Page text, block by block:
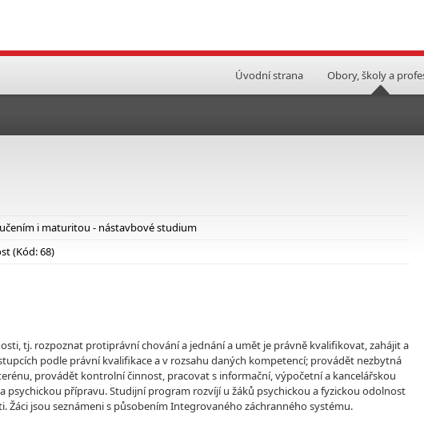
Úvodní strana Obory, školy a
i maturitou - nástavbové studium
(Kód: 68)
tj. rozpoznat protiprávní chování a jednání a umět je právně kvalifikovat, zahájit a
podle právní kvalifikace a v rozsahu daných kompetencí; provádět nezbytná
provádět kontrolní činnost, pracovat s informační, výpočetní a kancelářskou
přípravu. Studijní program rozvíjí u žáků psychickou a fyzickou odolnost
jsou seznámeni s působením Integrovaného záchranného systému.